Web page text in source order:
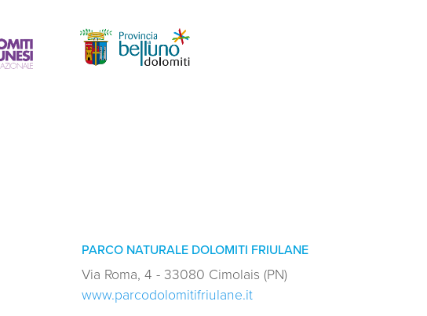
PARCO NATURALE DOLOMITI FRIULANE
Via Roma, 4 - 33080 Cimolais (PN)
www.parcodolomitifriulane.it